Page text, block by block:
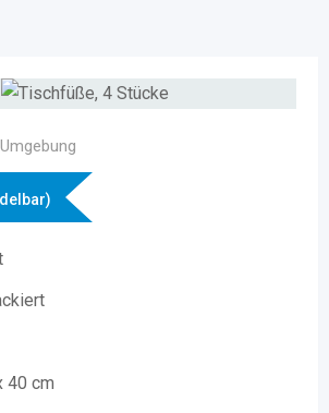
40 cm